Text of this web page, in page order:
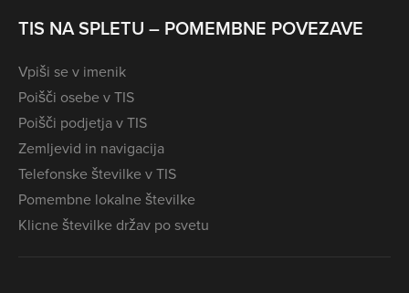
TIS NA SPLETU – POMEMBNE POVEZAVE
Vpiši se v imenik
Poišči osebe v TIS
Poišči podjetja v TIS
Zemljevid in navigacija
Telefonske številke v TIS
Pomembne lokalne številke
Klicne številke držav po svetu